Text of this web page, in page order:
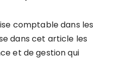
comptable dans les
dans cet article les
et de gestion qui